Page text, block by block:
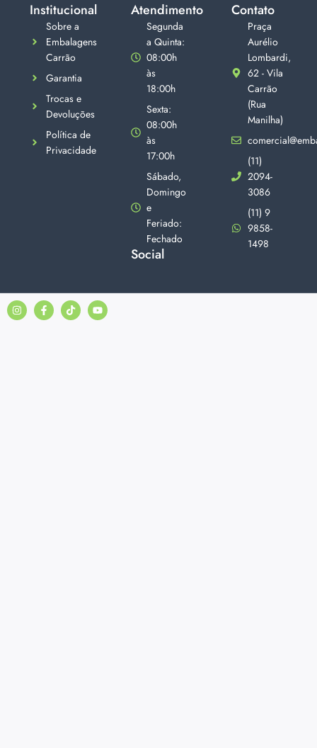
Institucional
Sobre a
Embalagens
Carrão
Garantia
Trocas e
Devoluções
Política de
Privacidade
Atendimento
Segunda
a Quinta:
08:00h
às
18:00h
Sexta:
08:00h
às
17:00h
Sábado,
Domingo
e
Feriado:
Fechado
Social
Contato
Praça
Aurélio
Lombardi,
62 - Vila
Carrão
(Rua
Manilha)
(11)
2094-
3086
(11) 9
9858-
1498